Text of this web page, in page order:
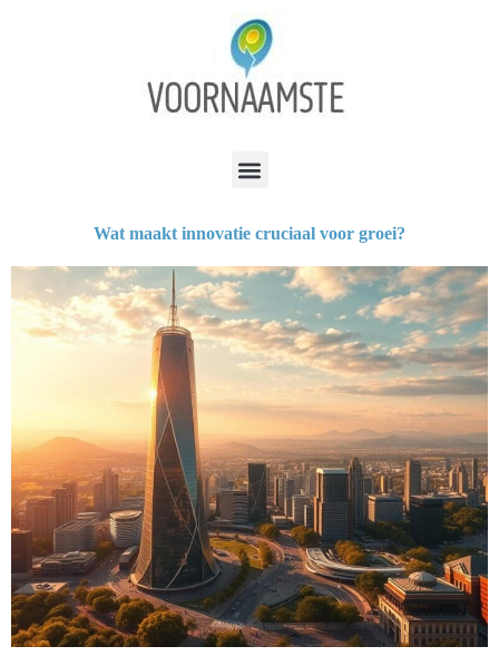
Wat maakt innovatie cruciaal voor groei?